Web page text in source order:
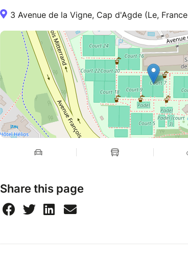
3 Avenue de la Vigne, Cap d'Agde (Le, France
Share this page